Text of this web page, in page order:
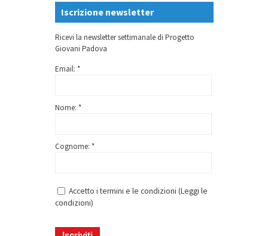
Iscrizione newsletter
Ricevi la newsletter settimanale di Progetto
Giovani Padova
Email: *
Nome: *
Cognome: *
Accetto i termini e le condizioni (Leggi le
condizioni)